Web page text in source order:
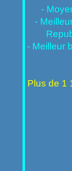
-
-
- Meilleur
Plus de 1